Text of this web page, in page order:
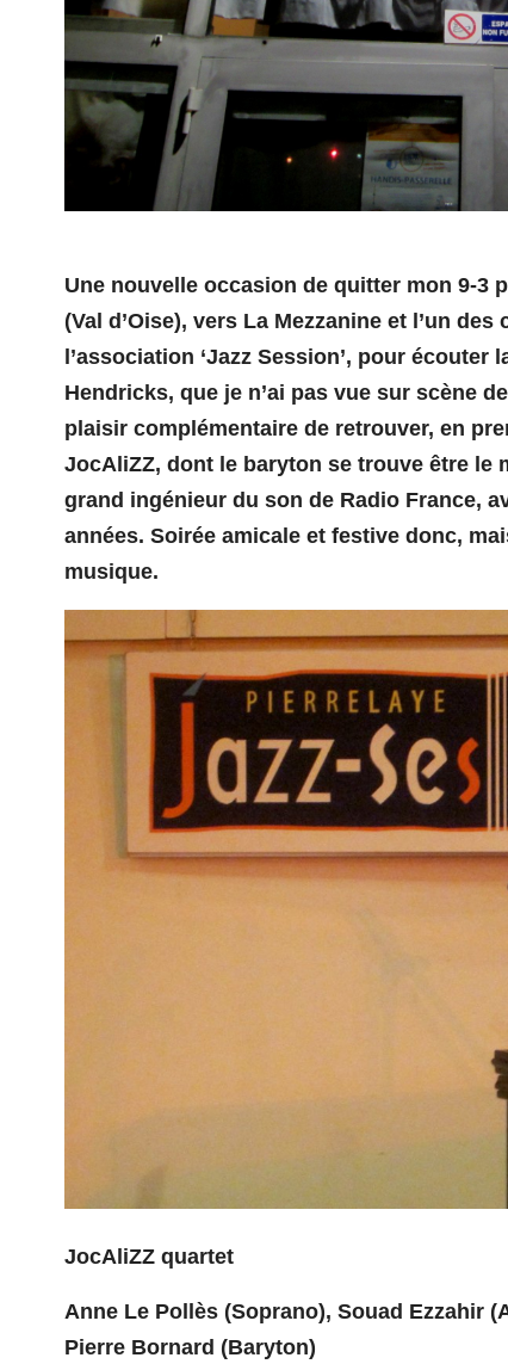
Une nouvelle occasion de quitter mon 9-3
(Val d’Oise), vers La Mezzanine et l’un
l’association ‘Jazz Session’, pour écouter
Hendricks, que je n’ai pas vue sur scène
plaisir complémentaire de retrouver, en
JocAliZZ, dont le baryton se trouve être le
grand ingénieur du son de Radio France,
années. Soirée amicale et festive donc,
musique.
JocAliZZ quartet
Anne Le Pollès (Soprano), Souad Ezzahir
Pierre Bornard (Baryton)